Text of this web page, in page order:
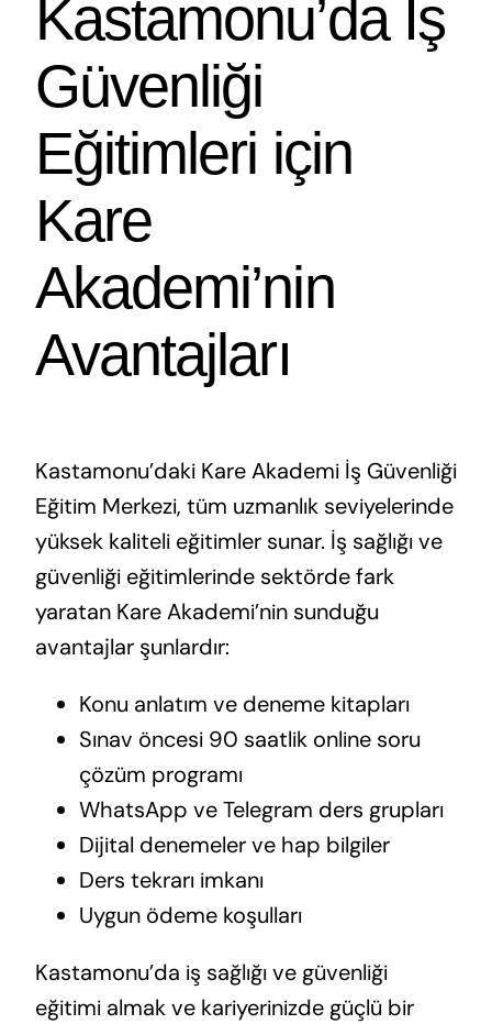
Kastamonu’da İş
Güvenliği
Eğitimleri için
Kare
Akademi’nin
Avantajları
Kastamonu’daki Kare Akademi İş Güvenliği
Eğitim Merkezi, tüm uzmanlık seviyelerinde
yüksek kaliteli eğitimler sunar. İş sağlığı ve
güvenliği eğitimlerinde sektörde fark
yaratan Kare Akademi’nin sunduğu
avantajlar şunlardır:
Konu anlatım ve deneme kitapları
Sınav öncesi 90 saatlik online soru
çözüm programı
WhatsApp ve Telegram ders grupları
Dijital denemeler ve hap bilgiler
Ders tekrarı imkanı
Uygun ödeme koşulları
Kastamonu’da iş sağlığı ve güvenliği
eğitimi almak ve kariyerinizde güçlü bir